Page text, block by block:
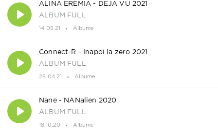
ALINA EREMIA - DEJA VU 2021
ALBUM FULL
14.05.21 Albume
Connect-R - Inapoi la zero 2021
ALBUM FULL
28.04.21 Albume
Nane - NANalien 2020
ALBUM FULL
18.10.20 Albume